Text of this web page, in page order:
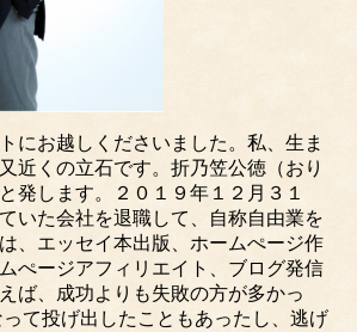
にお越しくださいました。私、生ま
近くの立石です。折乃笠公徳（おり
発します。２０１９年１２月３１
いた会社を退職して、自称自由業を
、エッセイ本出版、ホームぺージ作
ぺージアフィリエイト、ブログ発信
ば、成功よりも失敗の方が多かっ
て投げ出したこともあったし、逃げ